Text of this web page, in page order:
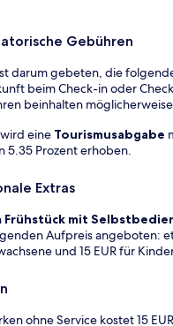
Gebühren
darum gebeten, die
beim Check-in oder
beinhalten
wird eine Tourismusabgabe
5.35 Prozent erhoben.
Extras
Frühstück mit
Aufpreis angeboten:
und 15 EUR für
ohne Service kostet 15